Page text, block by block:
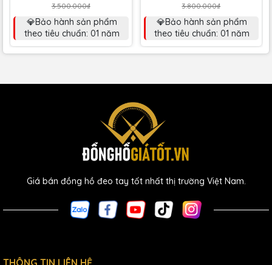
3.500.000₫
💎Bảo hành sản phẩm
theo tiêu chuẩn: 01 năm
3.800.000₫
💎Bảo hành sản phẩm
theo tiêu chuẩn: 01 năm
Giá bán đồng hồ đeo tay tốt nhất thị trường Việt Nam.
THÔNG TIN LIÊN HỆ